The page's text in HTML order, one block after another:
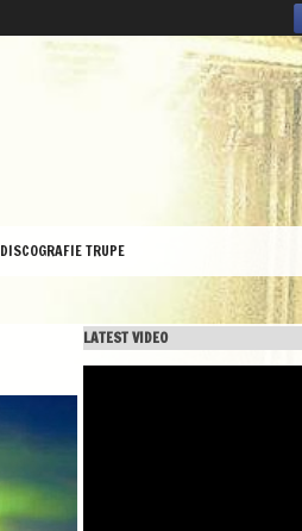
DISCOGRAFIE TRUPE
LATEST VIDEO